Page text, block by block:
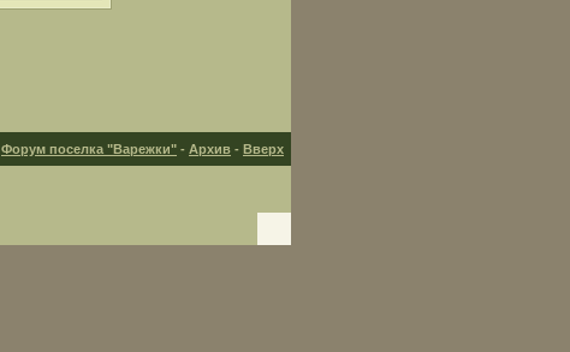
Форум поселка "Варежки" - Архив - Вверх